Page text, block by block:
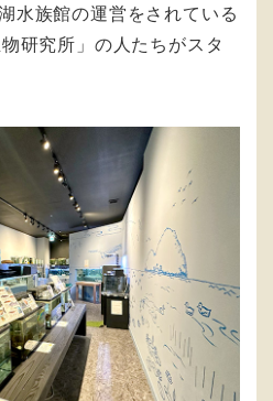
水族館の運営をされている
研究所」の人たちがスタ